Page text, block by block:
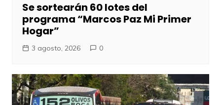
Se sortearán 60 lotes del
programa “Marcos Paz Mi Primer
Hogar”
3 agosto, 2026 0